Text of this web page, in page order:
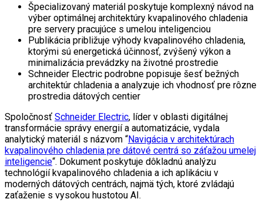
Špecializovaný materiál poskytuje komplexný návod na
výber optimálnej architektúry kvapalinového chladenia
pre servery pracujúce s umelou inteligenciou
Publikácia približuje výhody kvapalinového chladenia,
ktorými sú energetická účinnosť, zvýšený výkon a
minimalizácia prevádzky na životné prostredie
Schneider Electric podrobne popisuje šesť bežných
architektúr chladenia a analyzuje ich vhodnosť pre rôzne
prostredia dátových centier
Spoločnosť Schneider Electric, líder v oblasti digitálnej
transformácie správy energií a automatizácie, vydala
analytický materiál s názvom “Navigácia v architektúrach
kvapalinového chladenia pre dátové centrá so záťažou umelej
inteligencie“. Dokument poskytuje dôkladnú analýzu
technológií kvapalinového chladenia a ich aplikáciu v
moderných dátových centrách, najmä tých, ktoré zvládajú
zaťaženie s vysokou hustotou AI.